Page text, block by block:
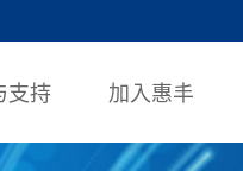
支持 加入惠丰